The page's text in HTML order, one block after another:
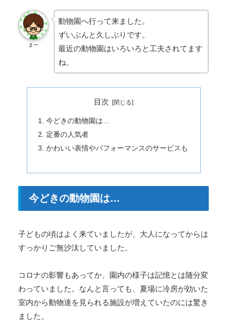
まー
動物園へ行って来ました。
ずいぶんと久しぶりです。
最近の動物園はいろいろと工夫されてます
ね。
目次
今どきの動物園は…
定番の人気者
かわいい表情やパフォーマンスのサービスも
今どきの動物園は…
子どもの頃はよく来ていましたが、大人になってからは
すっかりご無沙汰していました。
コロナの影響もあってか、園内の様子は記憶とは随分変
わっていました。なんと言っても、夏場に冷房が効いた
室内から動物達を見られる施設が増えていたのには驚き
ました。